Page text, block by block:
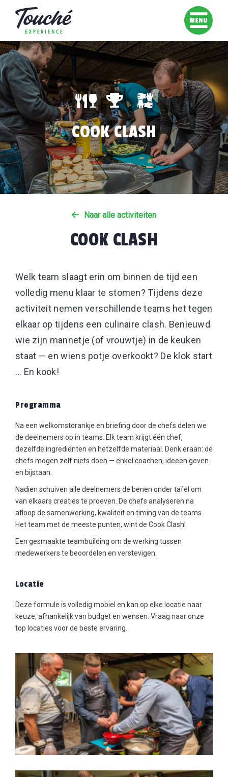
COOK CLASH
Naar alle activiteiten
COOK CLASH
Welk team slaagt erin om binnen de tijd een
volledig menu klaar te stomen? Tijdens deze
activiteit nemen verschillende teams het tegen
elkaar op tijdens een culinaire clash. Benieuwd
wie zijn mannetje (of vrouwtje) in de keuken
staat — en wiens potje overkookt? De klok start
… En kook!
Programma
Na een welkomstdrankje en briefing door de chefs delen we
de deelnemers op in teams. Elk team krijgt één chef,
dezelfde ingrediënten en hetzelfde materiaal. Denk eraan: de
chefs mogen zelf niets doen — enkel coachen, ideeën geven
en bijstaan.
Nadien schuiven alle deelnemers de benen onder tafel om
van elkaars creaties te proeven. De chefs analyseren na
afloop de samenwerking, kwaliteit en timing van de teams.
Het team met de meeste punten, wint de Cook Clash!
Een gesmaakte teambuilding om de werking tussen
medewerkers te beoordelen en verstevigen.
Locatie
Deze formule is volledig mobiel en kan op elke locatie naar
keuze, afhankelijk van budget en wensen. Vraag naar onze
top locaties voor de beste ervaring.